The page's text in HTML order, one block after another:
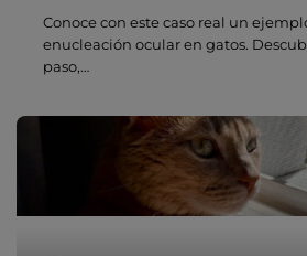
Conoce con este caso real un
enucleación ocular en gatos.
paso,…